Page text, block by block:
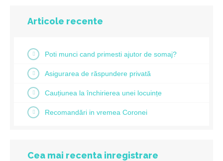
Articole recente
Poti munci cand primesti ajutor de somaj?
Asigurarea de răspundere privată
Cauțiunea la închirierea unei locuințe
Recomandări in vremea Coronei
Cea mai recenta inregistrare